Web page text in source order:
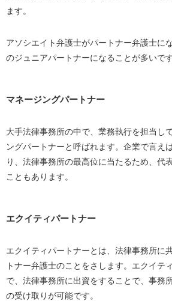
ます。
アソシエイト弁護士がパートナー弁護士に
のジュニアパートナーになることが多いです
マネージングパートナー
大手法律事務所の中で、業務執行を担当し
ングパートナーと呼ばれます。企業で言え
り、法律事務所の最高位に当たるため、代
こともあります。
エクイティパートナー
エクイティパートナーとは、法律事務所に
トナー弁護士のことをさします。エクイテ
で、法律事務所に出資をすることで、事務
の受け取りが可能です。